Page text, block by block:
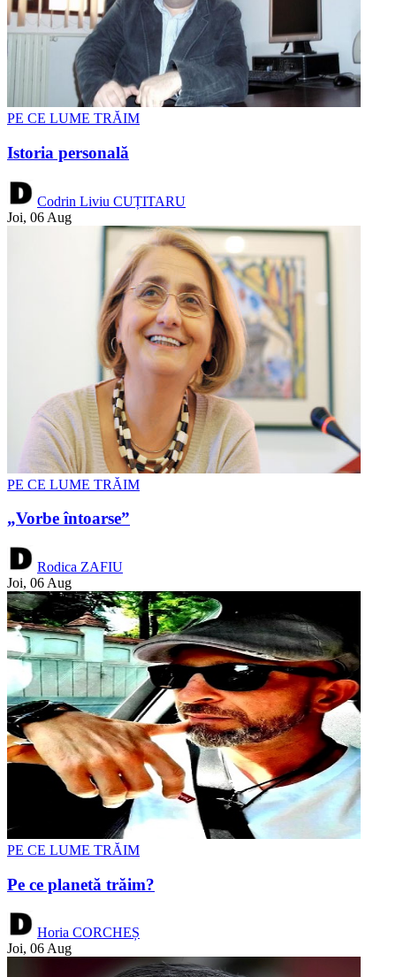
PE CE LUME TRĂIM
Istoria personală
Codrin Liviu CUȚITARU
Joi, 06 Aug
PE CE LUME TRĂIM
„Vorbe întoarse”
Rodica ZAFIU
Joi, 06 Aug
PE CE LUME TRĂIM
Pe ce planetă trăim?
Horia CORCHEȘ
Joi, 06 Aug